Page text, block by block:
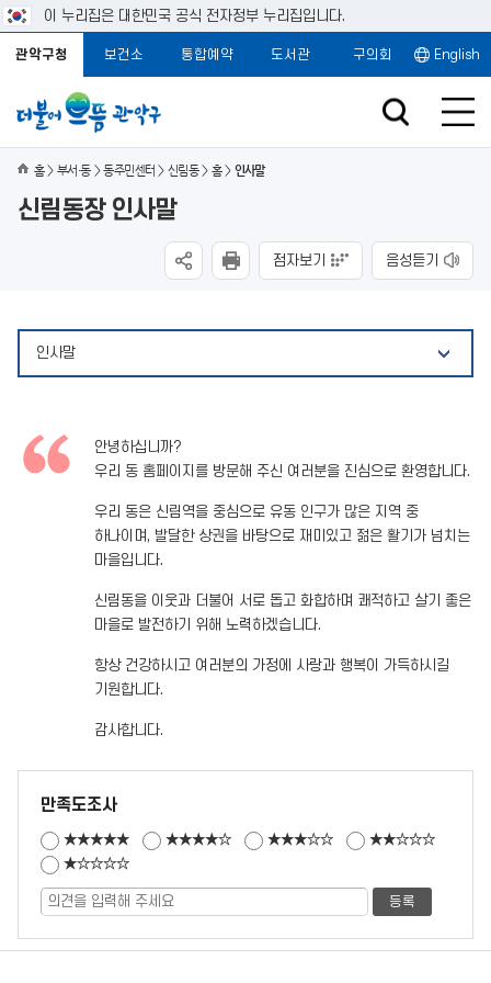
이 누리집은 대한민국 공식 전자정부 누리집입니다.
관악구청 보건소 통합예약 도서관 구의회 English
홈 부서·동 동주민센터 신림동 홈 인사말
신림동장 인사말
점자보기 음성듣기
인사말
안녕하십니까?
우리 동 홈페이지를 방문해 주신 여러분을 진심으로 환영합니다.
우리 동은 신림역을 중심으로 유동 인구가 많은 지역 중
하나이며, 발달한 상권을 바탕으로 재미있고 젊은 활기가 넘치는
마을입니다.
신림동을 이웃과 더불어 서로 돕고 화합하며 쾌적하고 살기 좋은
마을로 발전하기 위해 노력하겠습니다.
항상 건강하시고 여러분의 가정에 사랑과 행복이 가득하시길
기원합니다.
감사합니다.
만족도조사
★★★★★ ★★★★☆ ★★★☆☆
★★☆☆☆
★☆☆☆☆